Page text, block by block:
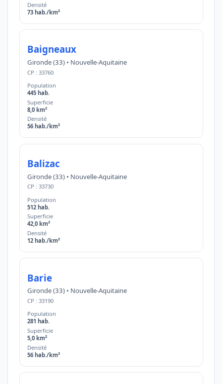
Densité
73 hab./km²
Baigneaux
Gironde (33) • Nouvelle-Aquitaine
CP : 33760
Population
445 hab.
Superficie
8,0 km²
Densité
56 hab./km²
Balizac
Gironde (33) • Nouvelle-Aquitaine
CP : 33730
Population
512 hab.
Superficie
42,0 km²
Densité
12 hab./km²
Barie
Gironde (33) • Nouvelle-Aquitaine
CP : 33190
Population
281 hab.
Superficie
5,0 km²
Densité
56 hab./km²